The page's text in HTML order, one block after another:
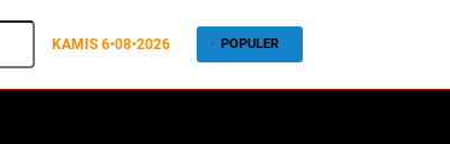
KAMIS 6•08•2026 POPULER